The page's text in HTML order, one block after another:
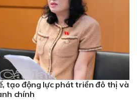
tạo động lực phát triển đô thị và
chính